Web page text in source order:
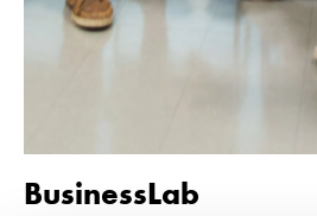
BusinessLab